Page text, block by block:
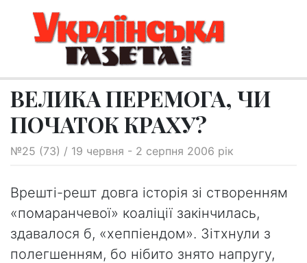
ВЕЛИКА ПЕРЕМОГА, ЧИ
ПОЧАТОК КРАХУ?
№25 (73) / 19 червня - 2 серпня 2006 рік
Врешті-решт довга історія зі створенням
«помаранчевої» коаліції закінчилась,
здавалося б, «хеппіендом». Зітхнули з
полегшенням, бо нібито знято напругу,